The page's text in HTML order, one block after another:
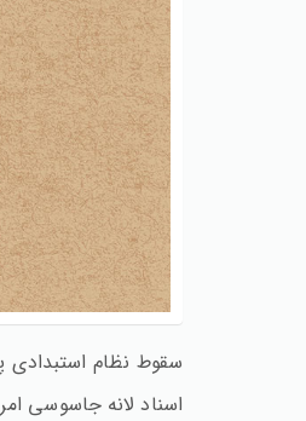
سقوط نظام استبدادی
اسناد لانه جاسوسی